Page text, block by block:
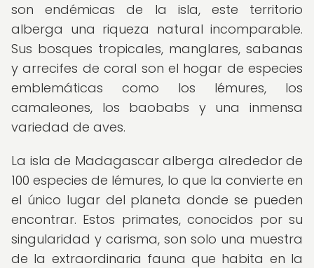
son endémicas de la isla, este territorio
alberga una riqueza natural incomparable.
Sus bosques tropicales, manglares, sabanas
y arrecifes de coral son el hogar de especies
emblemáticas como los lémures, los
camaleones, los baobabs y una inmensa
variedad de aves.
La isla de Madagascar alberga alrededor de
100 especies de lémures, lo que la convierte en
el único lugar del planeta donde se pueden
encontrar. Estos primates, conocidos por su
singularidad y carisma, son solo una muestra
de la extraordinaria fauna que habita en la